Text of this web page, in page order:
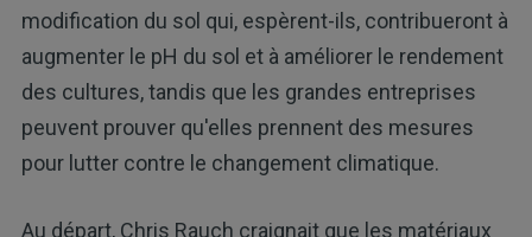
modification du sol qui, espèrent-ils, contribueront à
augmenter le pH du sol et à améliorer le rendement
des cultures, tandis que les grandes entreprises
peuvent prouver qu'elles prennent des mesures
pour lutter contre le changement climatique.
Au départ, Chris Rauch craignait que les matériaux